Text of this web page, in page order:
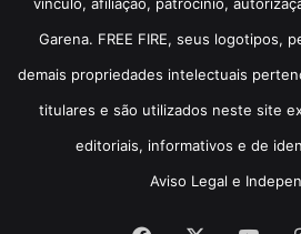
vínculo, afiliação, patrocínio,
Garena. FREE FIRE, seus logotipos,
demais propriedades intelectuais
titulares e são utilizados neste site
editoriais, informativos e de
Aviso Legal e